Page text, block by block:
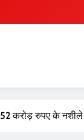
करोड़ रुपए के नशीले